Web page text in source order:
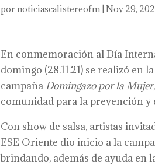
pornoticiascalistereofm|Nov 29,
En conmemoración al Día
domingo (28.11.21) se realizó
campaña Domingazo por la Mujer
comunidad para la prevención y
Con show de salsa, artistas
ESE Oriente dio inicio a la
brindando, además de ayuda